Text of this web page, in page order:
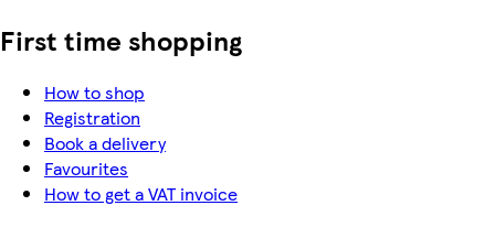
First time shopping
How to shop
Registration
Book a delivery
Favourites
How to get a VAT invoice